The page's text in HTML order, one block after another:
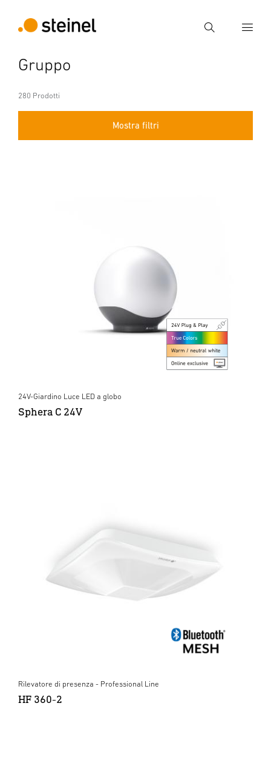
Ricerca
Gruppo
280 Prodotti
Mostra filtri
24V-Giardino Luce LED a globo
Sphera C 24V
Rilevatore di presenza - Professional Line
HF 360-2